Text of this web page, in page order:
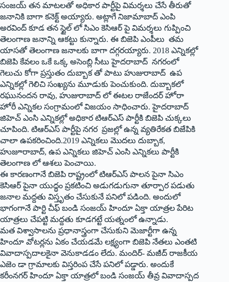
సంజయ్‌ ‌తన మాటలతో అధికార పార్టీపై విమర్శలు చేసే తీరుతో
జనానికి బాగా కనెక్ట్ అయ్యారు. అట్లాగే నిజామాబాద్‌ ఎం‌పి
అరవింద్‌ ‌కూడ తన స్టైల్‌ ‌లో సిఎం కెసిఆర్‌ ‌పై విమర్శలు గుప్పించి
తెలంగాణ జనాన్ని ఆకట్టు కున్నారు. ఈ బిజెపి ఎంపీలు తమ
యాసతో తెలంగాణ జనాలకు బాగా దగ్గరయ్యారు. 2018 ఎన్నికల్లో
బిజెపి కేవలం ఒకే ఒక్క అసెంబ్లి సీటు హైదరాబాద్‌ ‌నగరంలో
గెలుచు కోగా ప్రస్తుతం దుబ్బాక తో పాటు హుజురాబాద్‌ ఉప
ఎన్నికల్లో గెలిచి సంఖ్యను మూడుకు పెంచుకుంది. దుబ్బాకలో
రఘునందన రావు, హుజురాబాద్‌ ‌లో ఈటల రాజేందర్‌ ‌హోరా
హోరీ ఎన్నికల సంగ్రామంలో విజయం సాధించారు. హైదరాబాద్‌
‌జిహెచ్‌ ఎం‌సి ఎన్నికల్లో అధికార టిఆర్‌ఎస్‌ ‌పార్టీకి బిజెపి చుక్కలు
చూపింది. టిఆర్‌ఎస్‌ ‌పార్టీపై నగర ప్రజల్లో ఉన్న వ్యతిరేకత బిజేపికి
చాలా ఉపకరించింది.2019 ఎన్నికలు మొదలు దుబ్బాక,
హుజూరాబాద్‌, ఉప ఎన్నికలు జిహెచ్‌ ఎం‌సి ఎన్నికలు పార్టీకి
తెలంగాణ లో ఆశలు పెంచాయి.
ఈ కారణంగానే బిజెపి రాష్ట్రంలో టిఆర్‌ఎస్‌ ‌పాలన పైనా సిఎం
కెసిఆర్‌ ‌పైనా యుద్ధం ప్రకటించి అడుగడుగునా తూర్పార పడుతు
జనాల మద్దతు విస్తృతం చేసుకునే పనిలో పడింది. అందులో
భాగంగానే పార్టి చీఫ్‌ ‌బండి సంజయ్‌ ‌హిందూ ఏక్తా యాత్రల పేరిట
యాత్రలు చేపట్టి మద్దతు కూడగట్టే యత్నంలో ఉన్నాడు.
మత విశ్వాసాలను ప్రధానాస్త్రంగా చేసుకుని మెజార్టీగా ఉన్న
హిందూ వోటర్లను ఏకం చేయడమే లక్ష్యంగా బిజెపి నేతలు ఎంతటి
వివాదాస్పదాలకైనా వెనుకాడడం లేదు. మందిర్‌- ‌మజీద్‌ ‌రాజకీయ
ఎజెం డా గ్రామాలకు విస్తరింప చేసే పనిలో పడ్డారు. అందుకే
కరీంనగర్‌ ‌హిందూ ఏక్తా యాత్రలో బండి సంజయ్‌ ‌తీవ్ర వివాదాస్పద